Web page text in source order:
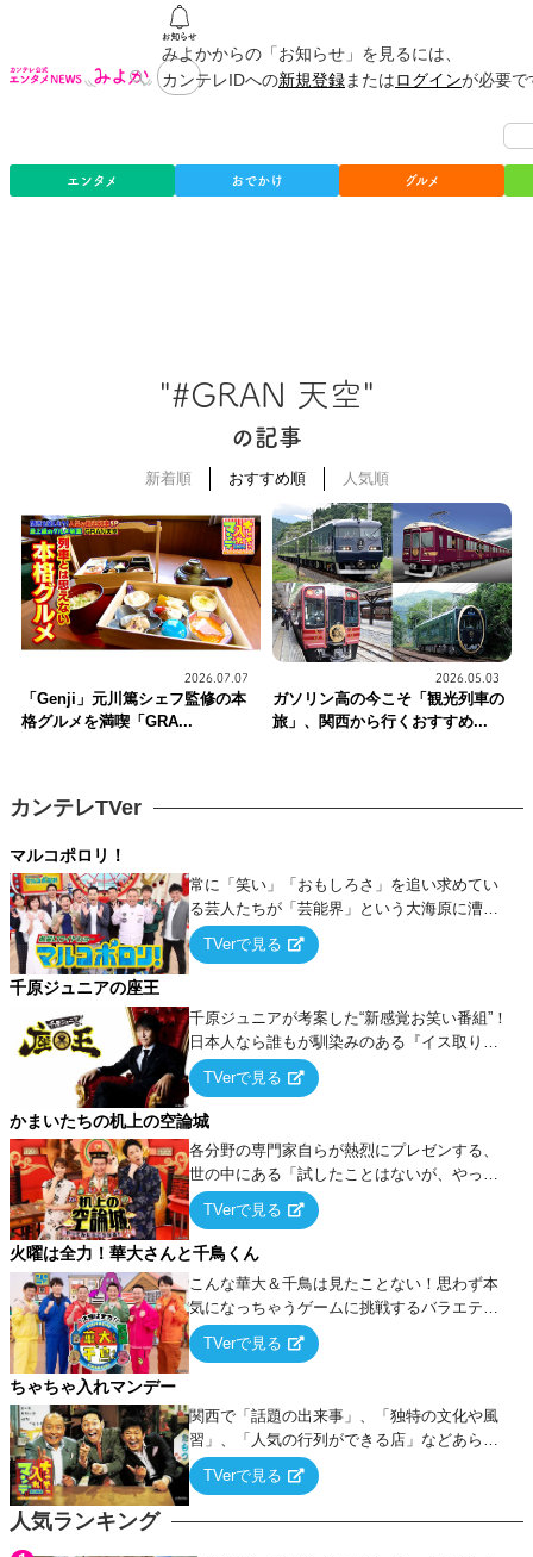
みよかからの「お知らせ」を見るには、
カンテレIDへの新規登録またはログインが必要
エンタメ おでかけ グルメ
"#GRAN 天空"
の記事
新着順 おすすめ順 人気順
2026.07.07
「Genji」元川篤シェフ監修の本
格グルメを満喫「GRA...
2026.05.03
ガソリン高の今こそ「観光列車の
旅」、関西から行くおすすめ...
人気ランキング
カンテレTVer
マルコポロリ！
常に「笑い」「おもしろさ」を追い求めてい
る芸人たちが「芸能界」という大海原に漕ぎ
出でて、新たなオモシロ人間を発掘する！
TVerで見る
千原ジュニアの座王
千原ジュニアが考案した“新感覚お笑い番組”！
日本人なら誰もが馴染みのある『イス取りゲ
ーム』をベースに、大喜利・ギャグ・モノボ
ケ・歌…など様々なお題で芸人がショートネ
タを競い合う！
TVerで見る
かまいたちの机上の空論城
各分野の専門家自らが熱烈にプレゼンする、
世の中にある「試したことはないが、やって
みたらこうなる！…ハズ」という“机上の空
論”に若手芸人らがカラダを張って挑む！
TVerで見る
火曜は全力！華大さんと千鳥くん
こんな華大＆千鳥は見たことない！思わず本
気になっちゃうゲームに挑戦するバラエティ
ー！
TVerで見る
ちゃちゃ入れマンデー
関西で「話題の出来事」、「独特の文化や風
習」、「人気の行列ができる店」などあらゆ
るテーマについて好き放題にちゃちゃを入れ
ていく関西色を前面に押し出したトークバラ
TVerで見る